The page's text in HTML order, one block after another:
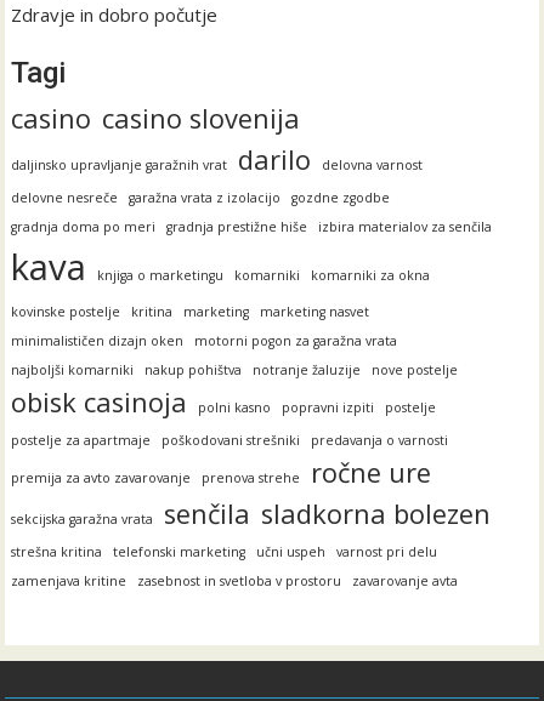
Zdravje in dobro počutje
Tagi
casino casino slovenija
daljinsko upravljanje garažnih vrat darilo
delovna varnost
delovne nesreče
garažna vrata z izolacijo
gozdne zgodbe
gradnja doma po meri
gradnja prestižne hiše izbira materialov za senčila
kava knjiga o marketingu komarniki komarniki za okna
kovinske postelje kritina marketing
marketing nasvet
minimalističen dizajn oken
motorni pogon za garažna vrata
najboljši komarniki
nakup pohištva notranje žaluzije nove postelje
obisk casinoja polni kasno popravni izpiti
postelje
postelje za apartmaje
poškodovani strešniki predavanja o varnosti
premija za avto zavarovanje prenova strehe ročne ure
sekcijska garažna vrata senčila sladkorna bolezen
strešna kritina telefonski marketing učni uspeh
varnost pri delu
zamenjava kritine
zasebnost in svetloba v prostoru zavarovanje avta